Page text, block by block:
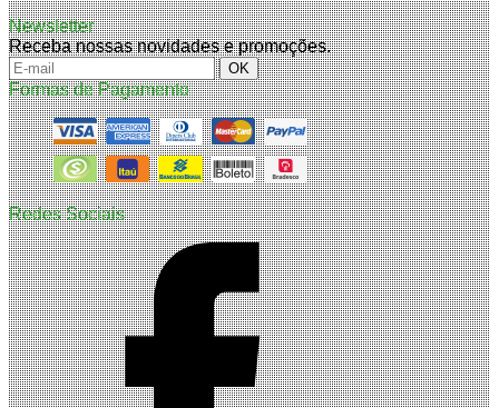
Newsletter
Receba nossas novidades e promoções.
Formas de Pagamento
Redes Sociais